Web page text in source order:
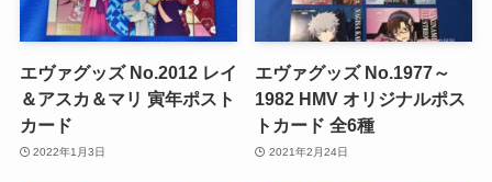
エヴァグッズ No.2012 レイ
＆アスカ＆マリ 寅年ポスト
カード
2022年1月3日
エヴァグッズ No.1977～
1982 HMV オリジナルポス
トカード 全6種
2021年2月24日